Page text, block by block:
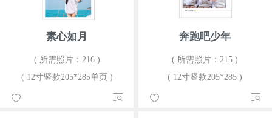
素心如月
( 所需照片：216 )
( 12寸竖款205*285单页 )
奔跑吧少年
( 所需照片：215 )
( 12寸竖款205*285 )